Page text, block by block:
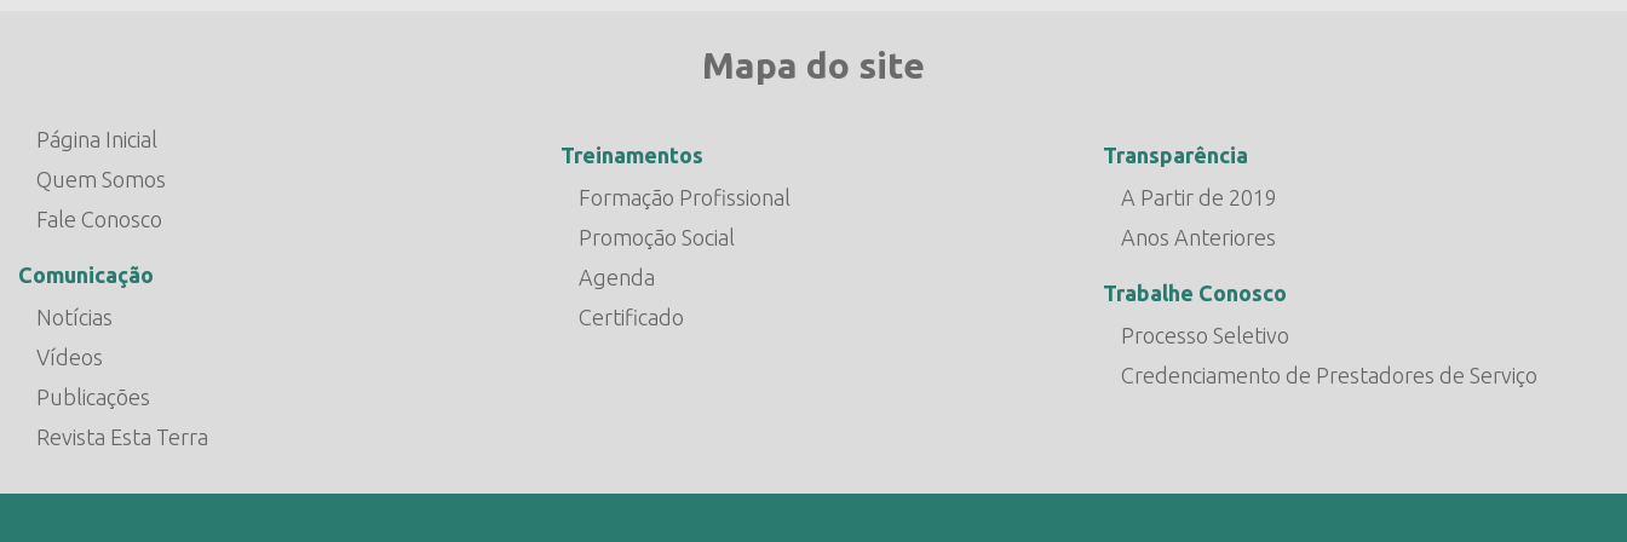
Mapa do site
Página Inicial
Quem Somos
Fale Conosco
Comunicação
Notícias
Vídeos
Publicações
Revista Esta Terra
Treinamentos
Formação Profissional
Promoção Social
Agenda
Certificado
Transparência
A Partir de 2019
Anos Anteriores
Trabalhe Conosco
Processo Seletivo
Credenciamento de Prestadores de Serviço